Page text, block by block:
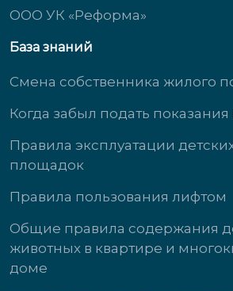
ООО УК «Реформа»
База знаний
Смена собственника жилого
Когда забыл подать
Правила эксплуатации
площадок
Правила пользования лифтом
Общие правила содержания
животных в квартире и
доме